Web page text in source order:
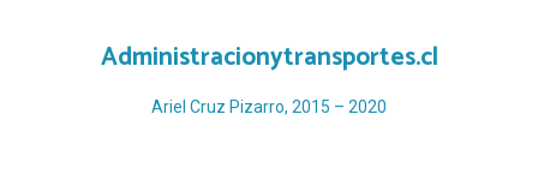
Administracionytransportes.cl
Ariel Cruz Pizarro, 2015 – 2020